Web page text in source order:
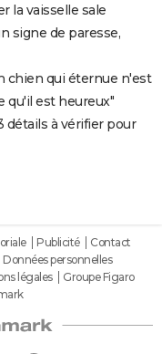
la vaisselle sale
signe de paresse,
chien qui éternue n'est
qu'il est heureux"
détails à vérifier pour
Publicité
Contact
Données personnelles
légales
Groupe Figaro